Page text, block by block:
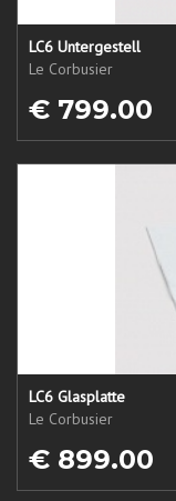
LC6 Untergestell
Le Corbusier
€ 799.00
LC6 Glasplatte
Le Corbusier
€ 899.00